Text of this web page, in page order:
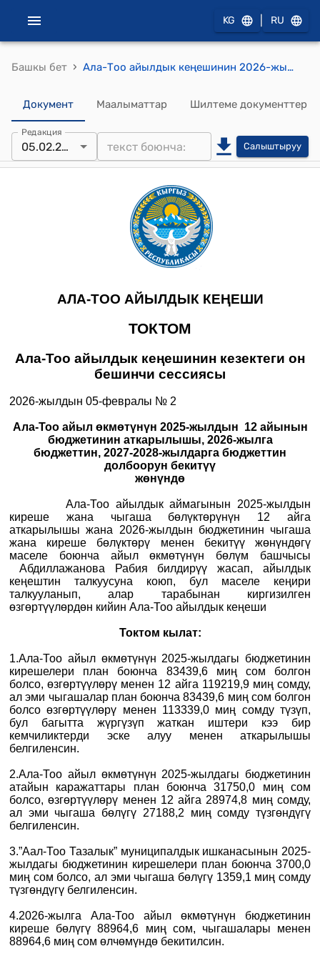
KG RU
Башкы бет › Ала-Тоо айылдык кеңешинин 2026-жылдын 05-февралы №2 Ала-Тоо айыл өкмөтүнүн 2025-жылдын 12 айынын бюджетинин аткарылышы, 2026-жылга бюджеттин, 2027-2028-жылдарга бюджеттин долбоорун бекитүү жөнүндө токтому
Документ Маалыматтар Шилтеме документтер
Редакция
05.02.2026 Салыштыруу